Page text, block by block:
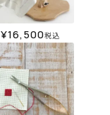
¥16,500税込